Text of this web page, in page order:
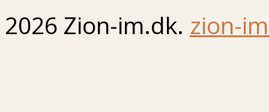
2026 Zion-im.dk. zion-